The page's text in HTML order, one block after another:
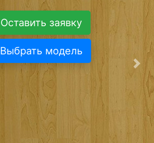
Оставить заявку
Выбрать модель